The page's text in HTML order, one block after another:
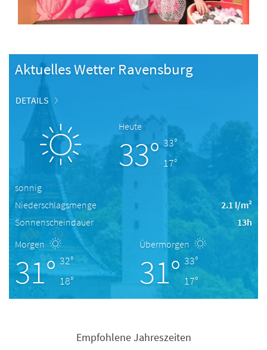
Aktuelles Wetter Ravensburg
DETAILS
Heute
33° 33°
17°
sonnig
Niederschlagsmenge
2.1 l/m²
Sonnenscheindauer
13h
Morgen
31° 32°
18°
Übermorgen
31° 33°
17°
Empfohlene Jahreszeiten